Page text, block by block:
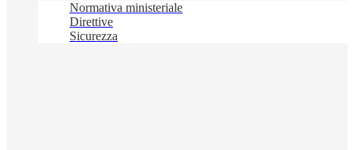
Normativa ministeriale
Direttive
Sicurezza